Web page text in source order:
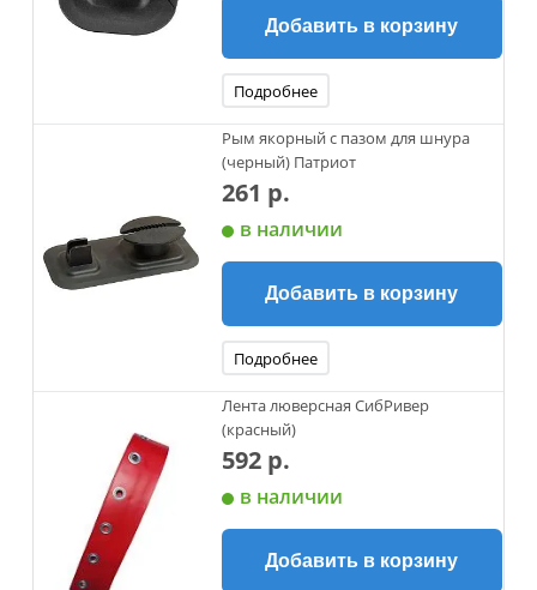
Добавить в корзину
Подробнее
Рым якорный с пазом для шнура
(черный) Патриот
261 р.
в наличии
Добавить в корзину
Подробнее
Лента люверсная СибРивер
(красный)
592 р.
в наличии
Добавить в корзину